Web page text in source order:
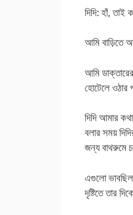
দিদি: হাঁ, তাই
আমি বাড়িতে
আমি
হোটেলে
দিদি আমার
বলার সময়
জন্য বাথরুমে
এগুলো
দৃষ্টিতে তার